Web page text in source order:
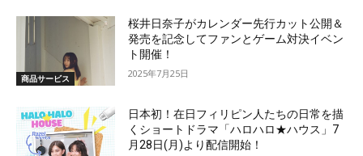
商品サービス
桜井日奈子がカレンダー先行カット公開＆
発売を記念してファンとゲーム対決イベン
ト開催！
2025年7月25日
日本初！在日フィリピン人たちの日常を描
くショートドラマ「ハロハロ★ハウス」7
月28日(月)より配信開始！